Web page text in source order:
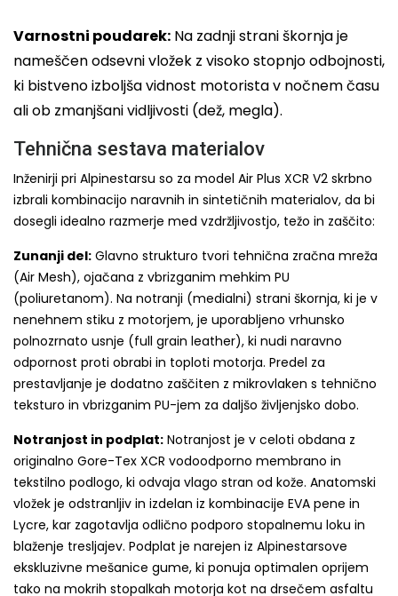
Varnostni poudarek: Na zadnji strani škornja je
nameščen odsevni vložek z visoko stopnjo odbojnosti,
ki bistveno izboljša vidnost motorista v nočnem času
ali ob zmanjšani vidljivosti (dež, megla).
Tehnična sestava materialov
Inženirji pri Alpinestarsu so za model Air Plus XCR V2 skrbno
izbrali kombinacijo naravnih in sintetičnih materialov, da bi
dosegli idealno razmerje med vzdržljivostjo, težo in zaščito:
Zunanji del: Glavno strukturo tvori tehnična zračna mreža
(Air Mesh), ojačana z vbrizganim mehkim PU
(poliuretanom). Na notranji (medialni) strani škornja, ki je v
nenehnem stiku z motorjem, je uporabljeno vrhunsko
polnozrnato usnje (full grain leather), ki nudi naravno
odpornost proti obrabi in toploti motorja. Predel za
prestavljanje je dodatno zaščiten z mikrovlaken s tehnično
teksturo in vbrizganim PU-jem za daljšo življenjsko dobo.
Notranjost in podplat: Notranjost je v celoti obdana z
originalno Gore-Tex XCR vodoodporno membrano in
tekstilno podlogo, ki odvaja vlago stran od kože. Anatomski
vložek je odstranljiv in izdelan iz kombinacije EVA pene in
Lycre, kar zagotavlja odlično podporo stopalnemu loku in
blaženje tresljajev. Podplat je narejen iz Alpinestarsove
ekskluzivne mešanice gume, ki ponuja optimalen oprijem
tako na mokrih stopalkah motorja kot na drsečem asfaltu